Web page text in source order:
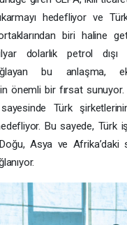
hedefliyor ve
biri haline
dolarlık petrol dışı
bu anlaşma,
önemli bir fırsat sunuyor.
sayesinde Türk
Bu sayede, Türk
Asya ve Afrika’daki